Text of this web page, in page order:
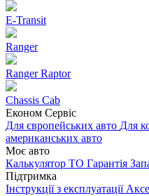
E-Transit
Ranger
Ranger Raptor
Chassis Cab
Економ Сервіс
Для європейських авто Для
американських авто
Моє авто
Калькулятор ТО Гарантія
Підтримка
Інструкції з експлуатації